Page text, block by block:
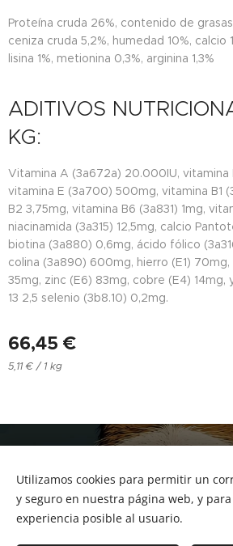
Proteína cruda 26%, contenido de
ceniza cruda 5,2%, humedad 10%, calcio
lisina 1%, metionina 0,3%, arginina 1,3%
ADITIVOS
KG:
Vitamina A (3a672a) 20.000IU, vitamina
vitamina E (3a700) 500mg, vitamina B1
B2 3,75mg, vitamina B6 (3a831) 1mg,
niacinamida (3a315) 12,5mg, calcio
biotina (3a880) 0,6mg, ácido fólico
colina (3a890) 600mg, hierro (E1) 70mg,
35mg, zinc (E6) 83mg, cobre (E4) 14mg,
13 2,5 selenio (3b8.10) 0,2mg.
66,45 €
5,11 € / 1 kg
Tf.666351543
Utilizamos cookies para permitir un
y seguro en nuestra página web, y
experiencia posible al usuario.